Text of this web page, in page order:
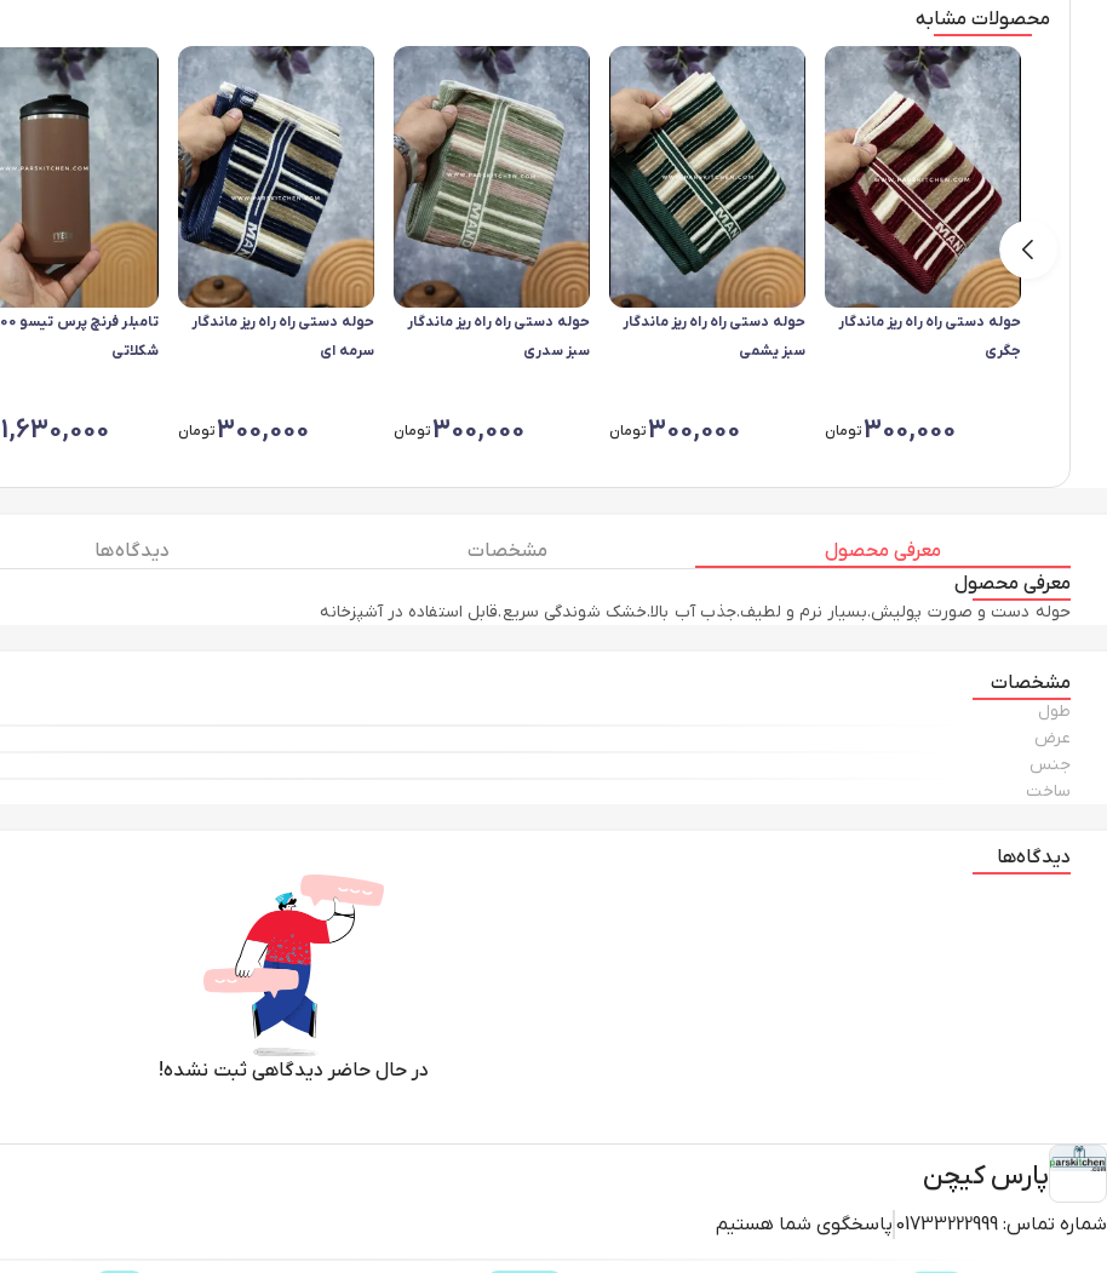
محصولات مشابه
حوله دستی راه راه ریز ماندگار
جگری
300,000تومان
حوله دستی راه راه ریز ماندگار
سبز یشمی
300,000تومان
حوله دستی راه راه ریز ماندگار
سبز سدری
300,000تومان
حوله دستی راه راه ریز ماندگار
سرمه ای
300,000تومان
شکلاتی
1,630,000
معرفی محصول مشخصات
دیدگاه ها
معرفی محصول
حوله دست و صورت پولیش.بسیار نرم و لطیف.جذب آب بالا.خشک شوندگی سریع.قابل استفاده در آشپزخانه
مشخصات
طول
عرض
جنس
ساخت
دیدگاه‌ها
در حال حاضر دیدگاهی ثبت نشده!
پارس کیچن
شماره تماس: 01733222999 پاسخگوی شما هستیم